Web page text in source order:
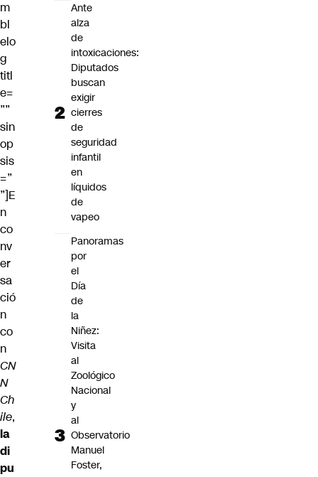
m
bl
elo
g
titl
e=
””
sin
op
sis
=”
”]E
n
co
nv
er
sa
ció
n
co
n
CN
N
Ch
ile,
la
di
pu
Ante
alza
de
intoxicaciones:
Diputados
buscan
exigir
cierres
de
seguridad
infantil
en
líquidos
de
vapeo
Panoramas
por
el
Día
de
la
Niñez:
Visita
al
Zoológico
Nacional
y
al
Observatorio
Manuel
Foster,